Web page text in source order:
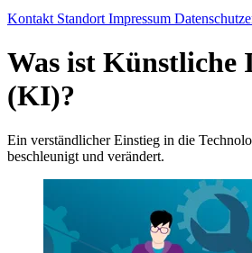
Kontakt Standort Impressum
Was ist Künstliche
(KI)?
Ein verständlicher Einstieg in die
beschleunigt und verändert.